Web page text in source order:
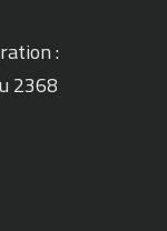
:
2368